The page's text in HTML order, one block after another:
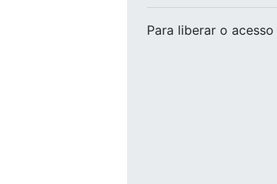
Para liberar o acesso